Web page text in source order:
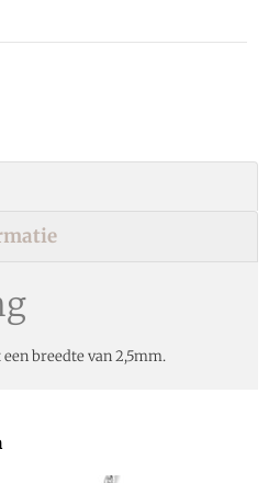
breedte van 2,5mm.